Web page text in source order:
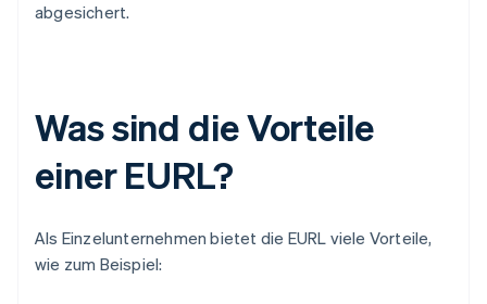
abgesichert.
Was sind die Vorteile
einer EURL?
Als Einzelunternehmen bietet die EURL viele Vorteile,
wie zum Beispiel: